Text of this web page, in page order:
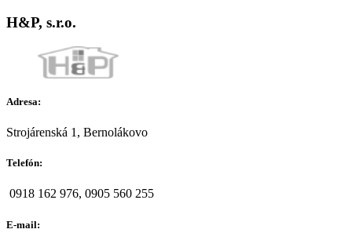
H&P, s.r.o.
Adresa:
Strojárenská 1, Bernolákovo
Telefón:
0918 162 976, 0905 560 255
E-mail: